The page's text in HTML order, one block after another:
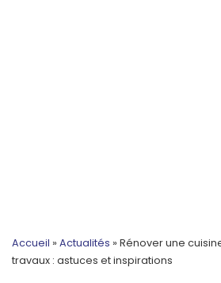
Accueil » Actualités » Rénover une
travaux : astuces et inspirations